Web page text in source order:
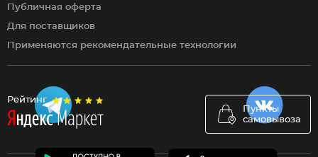
Рейтинг
Пункты
самовывоза
Публичная оферта
Для поставщиков
Применяются рекомендательные технологии